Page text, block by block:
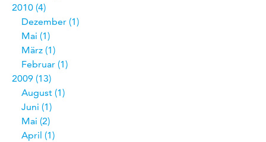
2010 4
Dezember 1
Mai 1
März 1
Februar 1
2009 13
August 1
Juni 1
Mai 2
April
1